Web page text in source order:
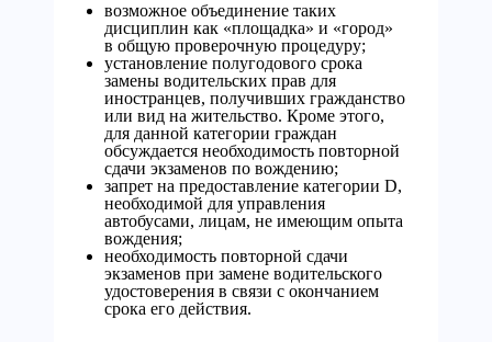
возможное объединение таких
дисциплин как «площадка» и «город»
в общую проверочную процедуру;
установление полугодового срока
замены водительских прав для
иностранцев, получивших гражданство
или вид на жительство. Кроме этого,
для данной категории граждан
обсуждается необходимость повторной
сдачи экзаменов по вождению;
запрет на предоставление категории D,
необходимой для управления
автобусами, лицам, не имеющим опыта
вождения;
необходимость повторной сдачи
экзаменов при замене водительского
удостоверения в связи с окончанием
срока его действия.